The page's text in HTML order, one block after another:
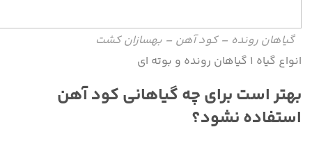
گیاهان رونده – کود آهن – بهسازان کشت
انواع گیاه ۱ گیاهان رونده و بوته ای
بهتر است برای چه گیاهانی کود آهن
استفاده نشود؟